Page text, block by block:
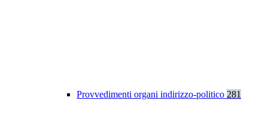
Provvedimenti organi indirizzo-politico 281